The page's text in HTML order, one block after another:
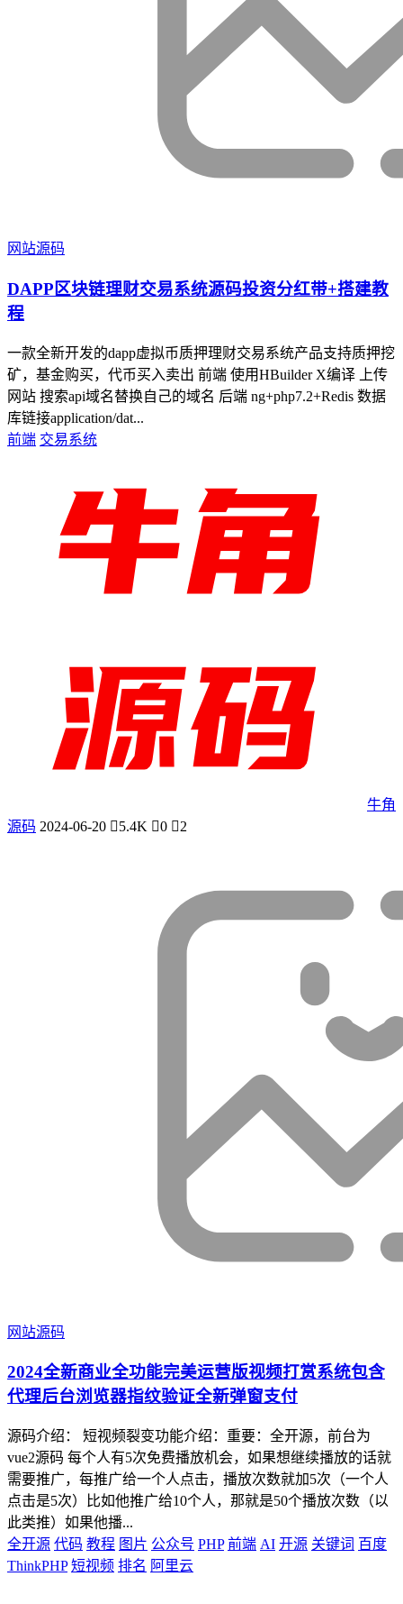
网站源码
DAPP区块链理财交易系统源码投资分红带+搭建教
程
一款全新开发的dapp虚拟币质押理财交易系统产品支持质押挖
矿，基金购买，代币买入卖出 前端 使用HBuilder X编译 上传
网站 搜索api域名替换自己的域名 后端 ng+php7.2+Redis 数据
库链接application/dat...
前端 交易系统
牛角
源码 2024-06-20 5.4K 0 2
网站源码
2024全新商业全功能完美运营版视频打赏系统包含
代理后台浏览器指纹验证全新弹窗支付
源码介绍： 短视频裂变功能介绍：重要：全开源，前台为
vue2源码 每个人有5次免费播放机会，如果想继续播放的话就
需要推广，每推广给一个人点击，播放次数就加5次（一个人
点击是5次）比如他推广给10个人，那就是50个播放次数（以
此类推）如果他播...
全开源 代码 教程 图片 公众号 PHP 前端 AI 开源 关键词 百度
ThinkPHP 短视频 排名 阿里云